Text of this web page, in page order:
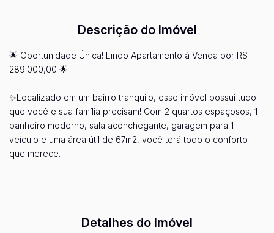
Descrição do Imóvel
🌟 Oportunidade Única! Lindo Apartamento à Venda por R$
289.000,00 🌟
✨Localizado em um bairro tranquilo, esse imóvel possui tudo
que você e sua família precisam! Com 2 quartos espaçosos, 1
banheiro moderno, sala aconchegante, garagem para 1
veículo e uma área útil de 67m2, você terá todo o conforto
que merece.
Detalhes do Imóvel